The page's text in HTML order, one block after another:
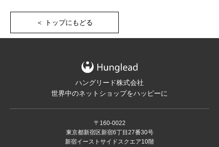
＜ トップにもどる
ハングリード株式会社
世界中のネットショップをハッピーに
〒160-0022
東京都新宿区新宿6丁目27番30号
新宿イーストサイドスクエア10階